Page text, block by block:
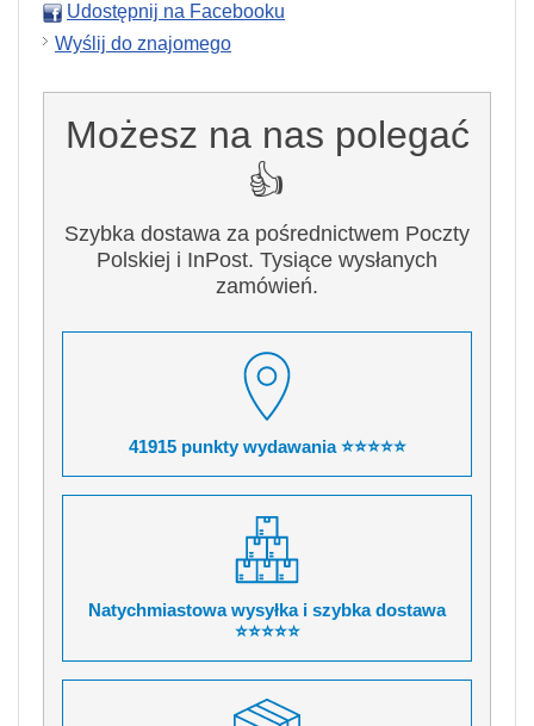
Udostępnij na Facebooku
Wyślij do znajomego
Możesz na nas polegać
👍
Szybka dostawa za pośrednictwem Poczty
Polskiej i InPost. Tysiące wysłanych
zamówień.
41915 punkty wydawania ⭐⭐⭐⭐⭐
Natychmiastowa wysyłka i szybka dostawa
⭐⭐⭐⭐⭐